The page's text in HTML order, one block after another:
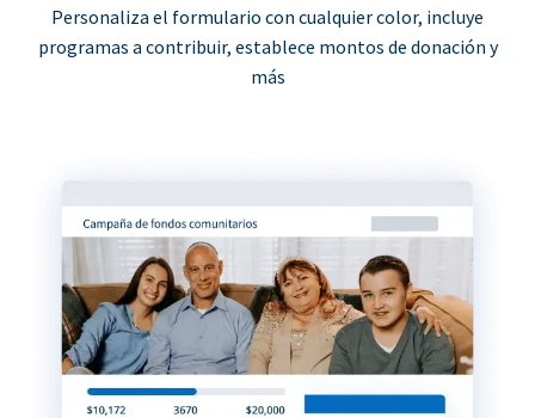
Personaliza el formulario con cualquier color, incluye
programas a contribuir, establece montos de donación y
más